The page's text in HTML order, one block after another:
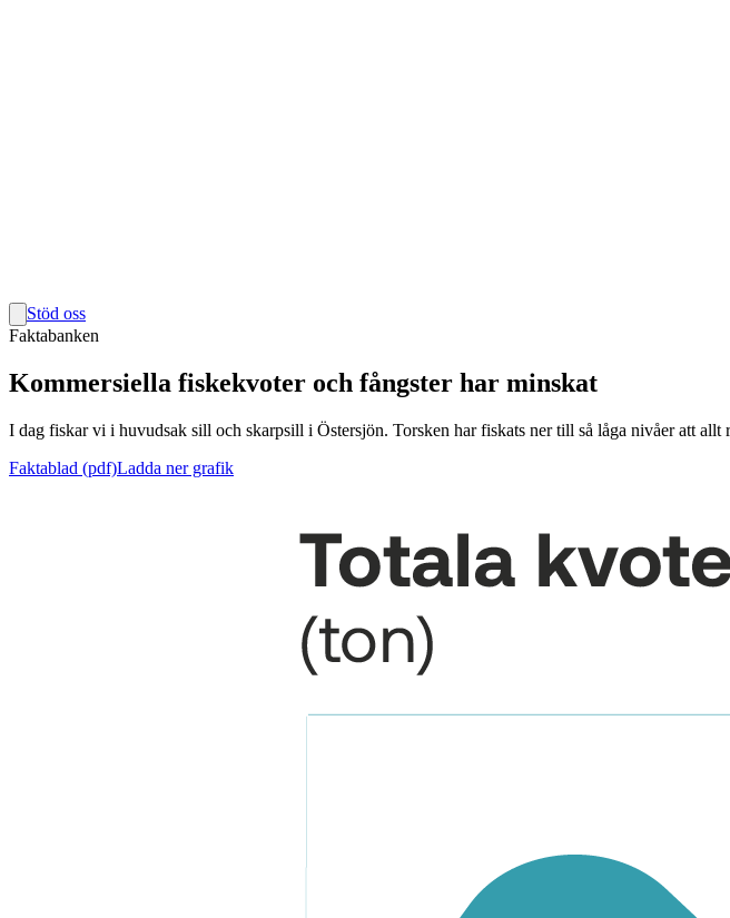
Stöd oss
Faktabanken
Kommersiella fiskekvoter och fångster har minskat
I dag fiskar vi i huvudsak sill och skarpsill i Östersjön. Torsken har fiskats ner till så låga nivåer att
Faktablad (pdf)Ladda ner grafik